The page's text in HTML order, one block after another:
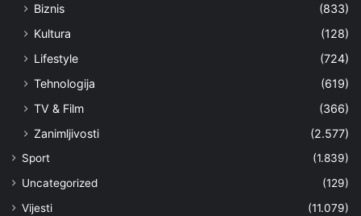
Biznis
(833)
Kultura
(128)
Lifestyle
(724)
Tehnologija
(619)
TV & Film
(366)
Zanimljivosti
(2.577)
Sport
(1.839)
Uncategorized
(129)
Vijesti
(11.079)